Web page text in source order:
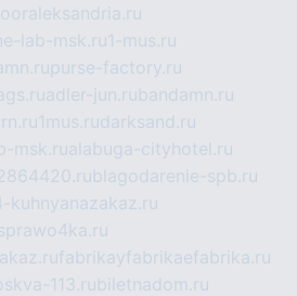
lab-msk.ru1-mus.ru
purse-factory.ru
adler-jun.rubandamn.ru
1mus.rudarksand.ru
msk.rualabuga-cityhotel.ru
blagodarenie-spb.ru
kuhnyanazakaz.ru
fabrikayfabrikaefabrika.ru
113.rubiletnadom.ru